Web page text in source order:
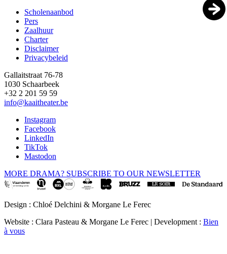
Footer
Scholenaanbod
Pers
Zaalhuur
Charter
Disclaimer
Privacybeleid
Gallaitstraat 76-78
1030 Schaarbeek
+32 2 201 59 59
info@kaaitheater.be
Instagram
Facebook
LinkedIn
TikTok
Mastodon
MORE DRAMA? SUBSCRIBE TO OUR NEWSLETTER
Design : Chloé Delchini & Morgane Le Ferec
Website : Clara Pasteau & Morgane Le Ferec | Development : Bien
à vous